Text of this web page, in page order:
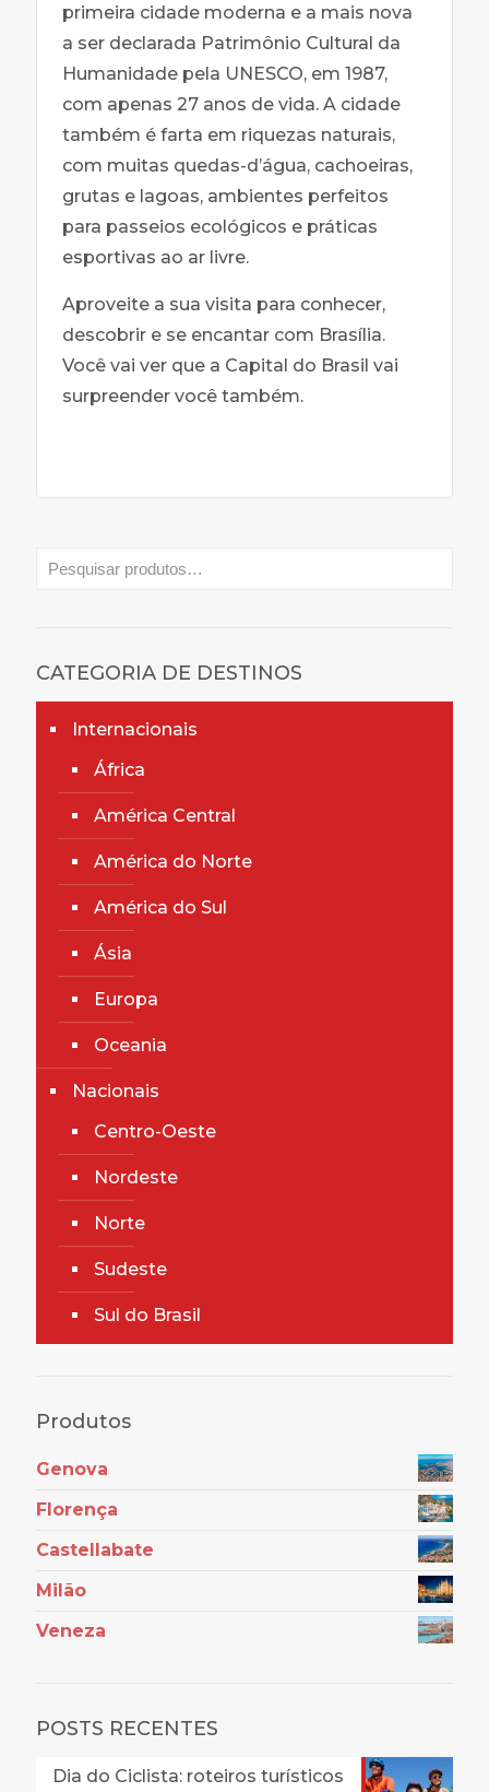
primeira cidade moderna e a mais nova
a ser declarada Patrimônio Cultural da
Humanidade pela UNESCO, em 1987,
com apenas 27 anos de vida. A cidade
também é farta em riquezas naturais,
com muitas quedas-d’água, cachoeiras,
grutas e lagoas, ambientes perfeitos
para passeios ecológicos e práticas
esportivas ao ar livre.
Aproveite a sua visita para conhecer,
descobrir e se encantar com Brasília.
Você vai ver que a Capital do Brasil vai
surpreender você também.
CATEGORIA DE DESTINOS
Internacionais
África
América Central
América do Norte
América do Sul
Ásia
Europa
Oceania
Nacionais
Centro-Oeste
Nordeste
Norte
Sudeste
Sul do Brasil
Produtos
Genova
Florença
Castellabate
Milão
Veneza
POSTS RECENTES
Dia do Ciclista: roteiros turísticos